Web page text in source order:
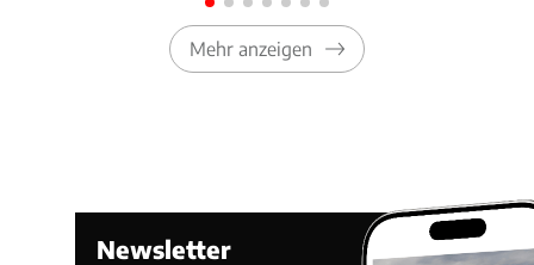
Mehr anzeigen
Newsletter